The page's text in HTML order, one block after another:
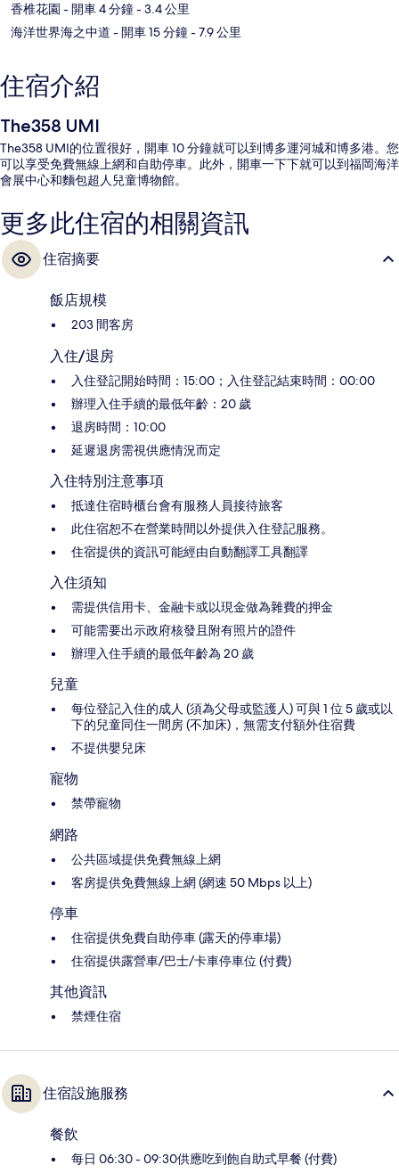
香椎花園 - 開車 4 分鐘- 3.4 公里
海洋世界海之中道 - 開車 15 分鐘- 7.9 公里
住宿介紹
The358 UMI
The358 UMI的位置很好，開車 10 分鐘就可以到博多運河城和博多港。您
可以享受免費無線上網和自助停車。此外，開車一下下就可以到福岡海洋
會展中心和麵包超人兒童博物館。
更多此住宿的相關資訊
住宿摘要
飯店規模
203 間客房
入住/退房
入住登記開始時間：15:00；入住登記結束時間：00:00
辦理入住手續的最低年齡：20 歲
退房時間：10:00
延遲退房需視供應情況而定
入住特別注意事項
抵達住宿時櫃台會有服務人員接待旅客
此住宿恕不在營業時間以外提供入住登記服務。
住宿提供的資訊可能經由自動翻譯工具翻譯
入住須知
需提供信用卡、金融卡或以現金做為雜費的押金
可能需要出示政府核發且附有照片的證件
辦理入住手續的最低年齡為 20 歲
兒童
每位登記入住的成人 (須為父母或監護人) 可與 1 位 5 歲或以
下的兒童同住一間房 (不加床)，無需支付額外住宿費
不提供嬰兒床
寵物
禁帶寵物
網路
公共區域提供免費無線上網
客房提供免費無線上網 (網速 50 Mbps 以上)
停車
住宿提供免費自助停車 (露天的停車場)
住宿提供露營車/巴士/卡車停車位 (付費)
其他資訊
禁煙住宿
住宿設施服務
餐飲
每日 06:30 - 09:30供應吃到飽自助式早餐 (付費)